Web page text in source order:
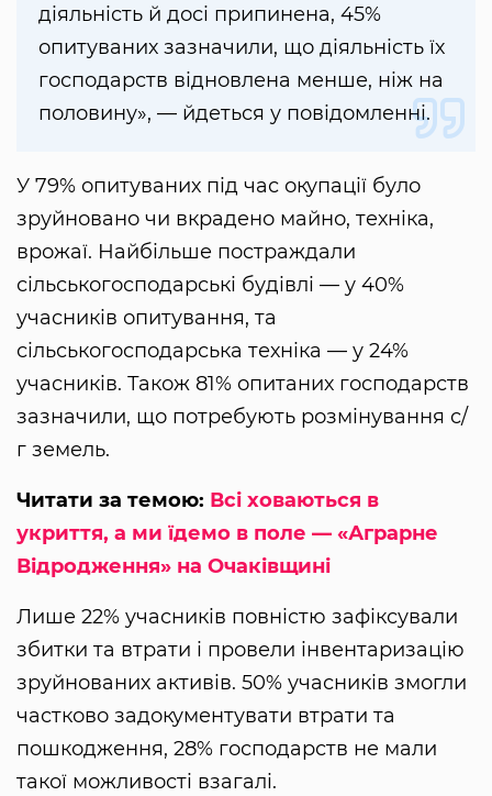
діяльність й досі припинена, 45%
опитуваних зазначили, що діяльність їх
господарств відновлена менше, ніж на
половину», — йдеться у повідомленні.
У 79% опитуваних під час окупації було
зруйновано чи вкрадено майно, техніка,
врожаї. Найбільше постраждали
сільськогосподарські будівлі — у 40%
учасників опитування, та
сільськогосподарська техніка — у 24%
учасників. Також 81% опитаних господарств
зазначили, що потребують розмінування с/
г земель.
Читати за темою: Всі ховаються в
укриття, а ми їдемо в поле — «Аграрне
Відродження» на Очаківщині
Лише 22% учасників повністю зафіксували
збитки та втрати і провели інвентаризацію
зруйнованих активів. 50% учасників змогли
частково задокументувати втрати та
пошкодження, 28% господарств не мали
такої можливості взагалі.